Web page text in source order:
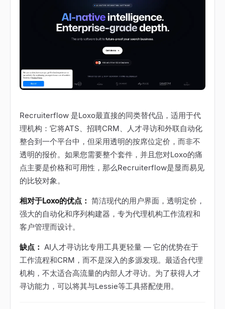
Recruiterflow 是Loxo最直接的同类替代品，适用于代
理机构：它将ATS、招聘CRM、人才寻访和外联自动化
整合到一个平台中，但采用透明的按席位定价，而非不
透明的报价。如果您需要整个套件，并且您对Loxo的痛
点主要是价格和可用性，那么Recruiterflow是显而易见
的比较对象。
相对于Loxo的优点： 简洁现代的用户界面，透明定价，
强大的自动化和序列构建器，专为代理机构工作流程和
客户管理而设计。
缺点： AI人才寻访比专用工具更轻量 — 它的优势在于
工作流程和CRM，而不是深入的多源发现。最适合代理
机构，不太适合高流量的内部人才寻访。为了获得人才
寻访能力，可以将其与Lessie等工具搭配使用。